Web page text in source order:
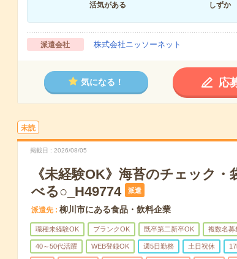
活気がある
しずか
派遣会社 株式会社ニッソーネット
気になる！ 応
未読
掲載日 2026/08/05
《未経験OK》海苔のチェック
べる○_H49774
派遣
派遣先 柳川市にある食品・飲料企業
職種未経験OK ブランクOK 既卒第二新卒OK 複数名募
40～50代活躍 WEB登録OK 週5日勤務 土日祝休